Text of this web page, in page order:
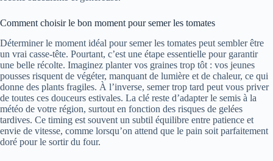
Comment choisir le bon moment pour semer les tomates
Déterminer le moment idéal pour semer les tomates peut sembler être
un vrai casse-tête. Pourtant, c’est une étape essentielle pour garantir
une belle récolte. Imaginez planter vos graines trop tôt : vos jeunes
pousses risquent de végéter, manquant de lumière et de chaleur, ce qui
donne des plants fragiles. À l’inverse, semer trop tard peut vous priver
de toutes ces douceurs estivales. La clé reste d’adapter le semis à la
météo de votre région, surtout en fonction des risques de gelées
tardives. Ce timing est souvent un subtil équilibre entre patience et
envie de vitesse, comme lorsqu’on attend que le pain soit parfaitement
doré pour le sortir du four.